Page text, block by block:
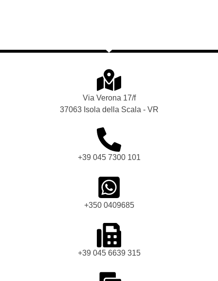
Via Verona 17/f
37063 Isola della Scala - VR
+39 045 7300 101
+350 0409685
+39 045 6639 315